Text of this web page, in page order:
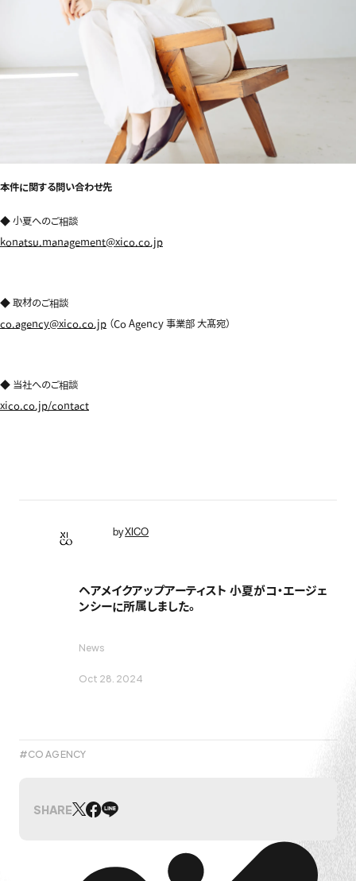
本件に関する問い合わせ先
◆ 小夏へのご相談
konatsu.management@xico.co.jp
◆ 取材のご相談
co.agency@xico.co.jp （Co Agency 事業部 大髙宛）
◆ 当社へのご相談
xico.co.jp/contact
byXICO
ヘアメイクアップアーティスト 小夏がコ・エージェ
ンシーに所属しました。
News
Oct 28. 2024
CO AGENCY
SHARE